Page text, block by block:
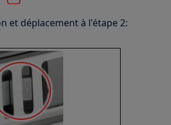
et déplacement à l'étape 2: